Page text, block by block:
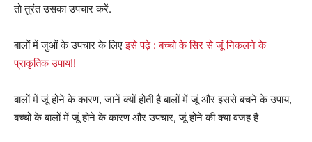
तो तुरंत उसका उपचार करें.
बालों में जुओं के उपचार के लिएइसे पढ़े : बच्चो के सिर से जूं निकलने के
प्राकृतिक उपाय!!
बालों में जूं होने के कारण, जानें क्यों होती है बालों में जूं और इससे बचने के उपाय,
बच्चो के बालों में जूं होने के कारण और उपचार, जूं होने की क्या वजह है